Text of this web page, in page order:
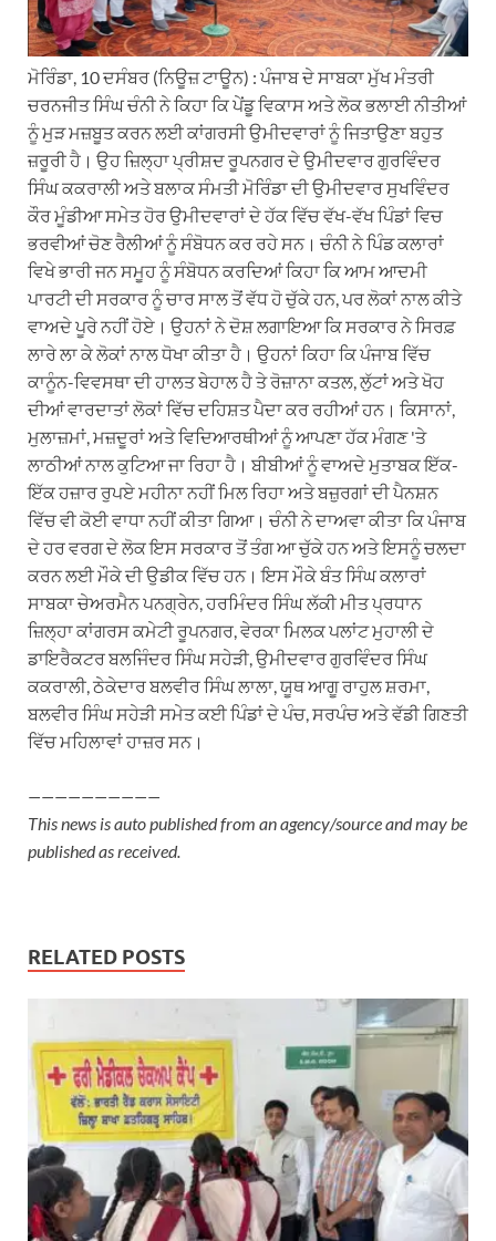
ਮੋਰਿੰਡਾ, 10 ਦਸੰਬਰ (ਨਿਊਜ਼ ਟਾਊਨ) : ਪੰਜਾਬ ਦੇ ਸਾਬਕਾ ਮੁੱਖ ਮੰਤਰੀ
ਚਰਨਜੀਤ ਸਿੰਘ ਚੰਨੀ ਨੇ ਕਿਹਾ ਕਿ ਪੇਂਡੂ ਵਿਕਾਸ ਅਤੇ ਲੋਕ ਭਲਾਈ ਨੀਤੀਆਂ
ਨੂੰ ਮੁੜ ਮਜ਼ਬੂਤ ਕਰਨ ਲਈ ਕਾਂਗਰਸੀ ਉਮੀਦਵਾਰਾਂ ਨੂੰ ਜਿਤਾਉਣਾ ਬਹੁਤ
ਜ਼ਰੂਰੀ ਹੈ। ਉਹ ਜ਼ਿਲ੍ਹਾ ਪ੍ਰੀਸ਼ਦ ਰੂਪਨਗਰ ਦੇ ਉਮੀਦਵਾਰ ਗੁਰਵਿੰਦਰ
ਸਿੰਘ ਕਕਰਾਲੀ ਅਤੇ ਬਲਾਕ ਸੰਮਤੀ ਮੋਰਿੰਡਾ ਦੀ ਉਮੀਦਵਾਰ ਸੁਖਵਿੰਦਰ
ਕੌਰ ਮੂੰਡੀਆ ਸਮੇਤ ਹੋਰ ਉਮੀਦਵਾਰਾਂ ਦੇ ਹੱਕ ਵਿੱਚ ਵੱਖ-ਵੱਖ ਪਿੰਡਾਂ ਵਿਚ
ਭਰਵੀਆਂ ਚੋਣ ਰੈਲੀਆਂ ਨੂੰ ਸੰਬੋਧਨ ਕਰ ਰਹੇ ਸਨ। ਚੰਨੀ ਨੇ ਪਿੰਡ ਕਲਾਰਾਂ
ਵਿਖੇ ਭਾਰੀ ਜਨ ਸਮੂਹ ਨੂੰ ਸੰਬੋਧਨ ਕਰਦਿਆਂ ਕਿਹਾ ਕਿ ਆਮ ਆਦਮੀ
ਪਾਰਟੀ ਦੀ ਸਰਕਾਰ ਨੂੰ ਚਾਰ ਸਾਲ ਤੋਂ ਵੱਧ ਹੋ ਚੁੱਕੇ ਹਨ, ਪਰ ਲੋਕਾਂ ਨਾਲ ਕੀਤੇ
ਵਾਅਦੇ ਪੂਰੇ ਨਹੀਂ ਹੋਏ। ਉਹਨਾਂ ਨੇ ਦੋਸ਼ ਲਗਾਇਆ ਕਿ ਸਰਕਾਰ ਨੇ ਸਿਰਫ਼
ਲਾਰੇ ਲਾ ਕੇ ਲੋਕਾਂ ਨਾਲ ਧੋਖਾ ਕੀਤਾ ਹੈ। ਉਹਨਾਂ ਕਿਹਾ ਕਿ ਪੰਜਾਬ ਵਿੱਚ
ਕਾਨੂੰਨ-ਵਿਵਸਥਾ ਦੀ ਹਾਲਤ ਬੇਹਾਲ ਹੈ ਤੇ ਰੋਜ਼ਾਨਾ ਕਤਲ, ਲੁੱਟਾਂ ਅਤੇ ਖੋਹ
ਦੀਆਂ ਵਾਰਦਾਤਾਂ ਲੋਕਾਂ ਵਿੱਚ ਦਹਿਸ਼ਤ ਪੈਦਾ ਕਰ ਰਹੀਆਂ ਹਨ। ਕਿਸਾਨਾਂ,
ਮੁਲਾਜ਼ਮਾਂ, ਮਜ਼ਦੂਰਾਂ ਅਤੇ ਵਿਦਿਆਰਥੀਆਂ ਨੂੰ ਆਪਣਾ ਹੱਕ ਮੰਗਣ 'ਤੇ
ਲਾਠੀਆਂ ਨਾਲ ਕੁਟਿਆ ਜਾ ਰਿਹਾ ਹੈ। ਬੀਬੀਆਂ ਨੂੰ ਵਾਅਦੇ ਮੁਤਾਬਕ ਇੱਕ-
ਇੱਕ ਹਜ਼ਾਰ ਰੁਪਏ ਮਹੀਨਾ ਨਹੀਂ ਮਿਲ ਰਿਹਾ ਅਤੇ ਬਜ਼ੁਰਗਾਂ ਦੀ ਪੈਨਸ਼ਨ
ਵਿੱਚ ਵੀ ਕੋਈ ਵਾਧਾ ਨਹੀਂ ਕੀਤਾ ਗਿਆ। ਚੰਨੀ ਨੇ ਦਾਅਵਾ ਕੀਤਾ ਕਿ ਪੰਜਾਬ
ਦੇ ਹਰ ਵਰਗ ਦੇ ਲੋਕ ਇਸ ਸਰਕਾਰ ਤੋਂ ਤੰਗ ਆ ਚੁੱਕੇ ਹਨ ਅਤੇ ਇਸਨੂੰ ਚਲਦਾ
ਕਰਨ ਲਈ ਮੌਕੇ ਦੀ ਉਡੀਕ ਵਿੱਚ ਹਨ। ਇਸ ਮੌਕੇ ਬੰਤ ਸਿੰਘ ਕਲਾਰਾਂ
ਸਾਬਕਾ ਚੇਅਰਮੈਨ ਪਨਗ੍ਰੇਨ, ਹਰਮਿੰਦਰ ਸਿੰਘ ਲੱਕੀ ਮੀਤ ਪ੍ਰਧਾਨ
ਜ਼ਿਲ੍ਹਾ ਕਾਂਗਰਸ ਕਮੇਟੀ ਰੂਪਨਗਰ, ਵੇਰਕਾ ਮਿਲਕ ਪਲਾਂਟ ਮੁਹਾਲੀ ਦੇ
ਡਾਇਰੈਕਟਰ ਬਲਜਿੰਦਰ ਸਿੰਘ ਸਹੇੜੀ, ਉਮੀਦਵਾਰ ਗੁਰਵਿੰਦਰ ਸਿੰਘ
ਕਕਰਾਲੀ, ਠੇਕੇਦਾਰ ਬਲਵੀਰ ਸਿੰਘ ਲਾਲਾ, ਯੂਥ ਆਗੂ ਰਾਹੁਲ ਸ਼ਰਮਾ,
ਬਲਵੀਰ ਸਿੰਘ ਸਹੇੜੀ ਸਮੇਤ ਕਈ ਪਿੰਡਾਂ ਦੇ ਪੰਚ, ਸਰਪੰਚ ਅਤੇ ਵੱਡੀ ਗਿਣਤੀ
ਵਿੱਚ ਮਹਿਲਾਵਾਂ ਹਾਜ਼ਰ ਸਨ।
——————————
This news is auto published from an agency/source and may be
published as received.
RELATED POSTS